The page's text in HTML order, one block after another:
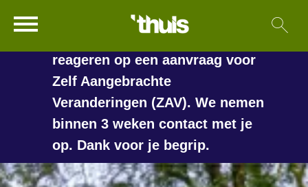
Naar hoofdinhoud
Naar hoofdnavigatiemenu
Naar zoeken
Naar de homepage
Ga naar Hoofd
langer duren voordat we
reageren op een aanvraag voor
Zelf Aangebrachte
Veranderingen (ZAV). We nemen
binnen 3 weken contact met je
op. Dank voor je begrip.